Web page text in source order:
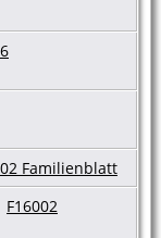
Familienblatt
F16002